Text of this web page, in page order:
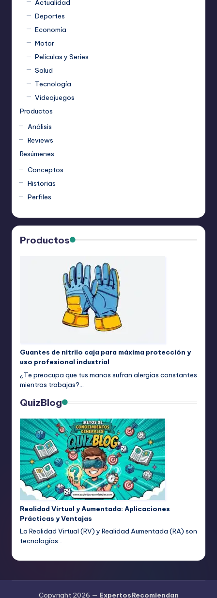
Actualidad
Deportes
Economía
Motor
Películas y Series
Salud
Tecnología
Videojuegos
Productos
Análisis
Reviews
Resúmenes
Conceptos
Historias
Perfiles
Productos
Guantes de nitrilo caja para máxima protección y
uso profesional industrial
¿Te preocupa que tus manos sufran alergias constantes
mientras trabajas?…
QuizBlog
Realidad Virtual y Aumentada: Aplicaciones
Prácticas y Ventajas
La Realidad Virtual (RV) y Realidad Aumentada (RA) son
tecnologías…
Copyright 2026 — ExpertosRecomiendan